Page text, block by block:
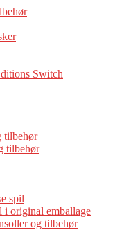
Switch
tilbehør
tilbehør
spil
i original emballage
og tilbehør